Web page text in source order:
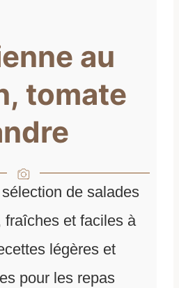
au
tomate
de salades
fraîches et faciles à
légères et
pour les repas